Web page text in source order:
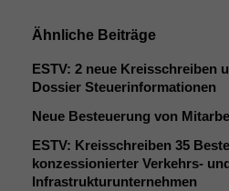
Ähnliche Beiträge
ESTV: 2 neue Kreisschreiben
Dossier Steuerinformationen
Neue Besteuerung von
ESTV: Kreisschreiben 35
konzessionierter Verkehrs-
Infrastrukturunternehmen